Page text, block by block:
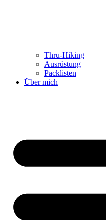
Thru-Hiking
Ausrüstung
Packlisten
Über mich